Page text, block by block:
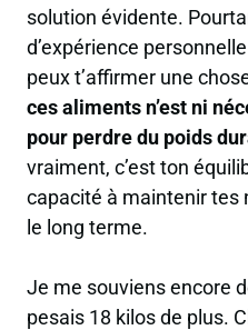
solution évidente.
d’expérience
peux t’affirmer une
ces aliments n’est ni
pour perdre du poids
vraiment, c’est ton
capacité à maintenir tes
le long terme.
Je me souviens encore
pesais 18 kilos de plus.